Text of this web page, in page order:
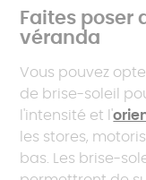
Faites poser
véranda
Vous pouvez
de brise-soleil
l'intensité et l'
les stores,
bas. Les brise-